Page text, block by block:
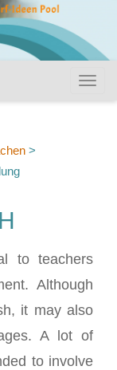
>
to teachers
Although
it may also
A lot of
to involve